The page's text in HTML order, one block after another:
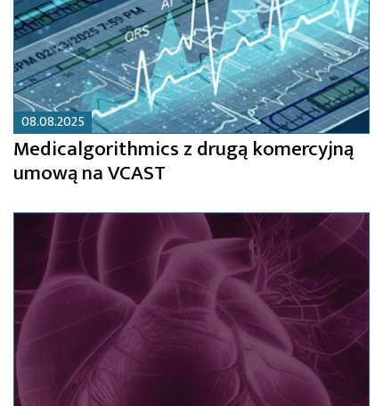
08.08.2025
Medicalgorithmics z drugą komercyjną
umową na VCAST